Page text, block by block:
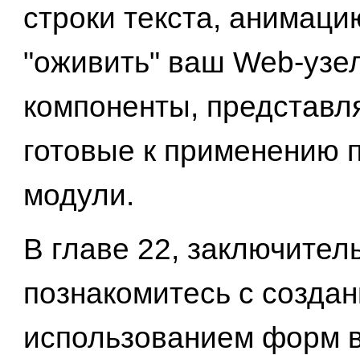
строки текста,
"оживить" ваш Web-
компоненты,
готовые к применению
модули.
В главе 22,
познакомитесь с
использованием форм